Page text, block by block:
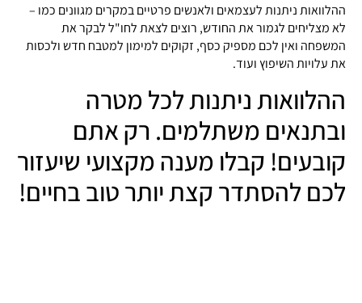
ההלוואות ניתנות לעצמאים ולאנשים פרטיים במקרים מגוונים כמו –
לא מצליחים לגמור את החודש, רוצים לצאת לחו"ל לבקר את
המשפחה ואין לכם מספיק כסף, זקוקים למימון למטבח חדש ולכסות
את עלויות השיפוץ ועוד.
ההלוואות ניתנות לכל מטרה
ובתנאים משתלמים. רק אתם
קובעים! קבלו מענה מקצועי שיעזור
לכם להסתדר קצת יותר טוב בחיים!